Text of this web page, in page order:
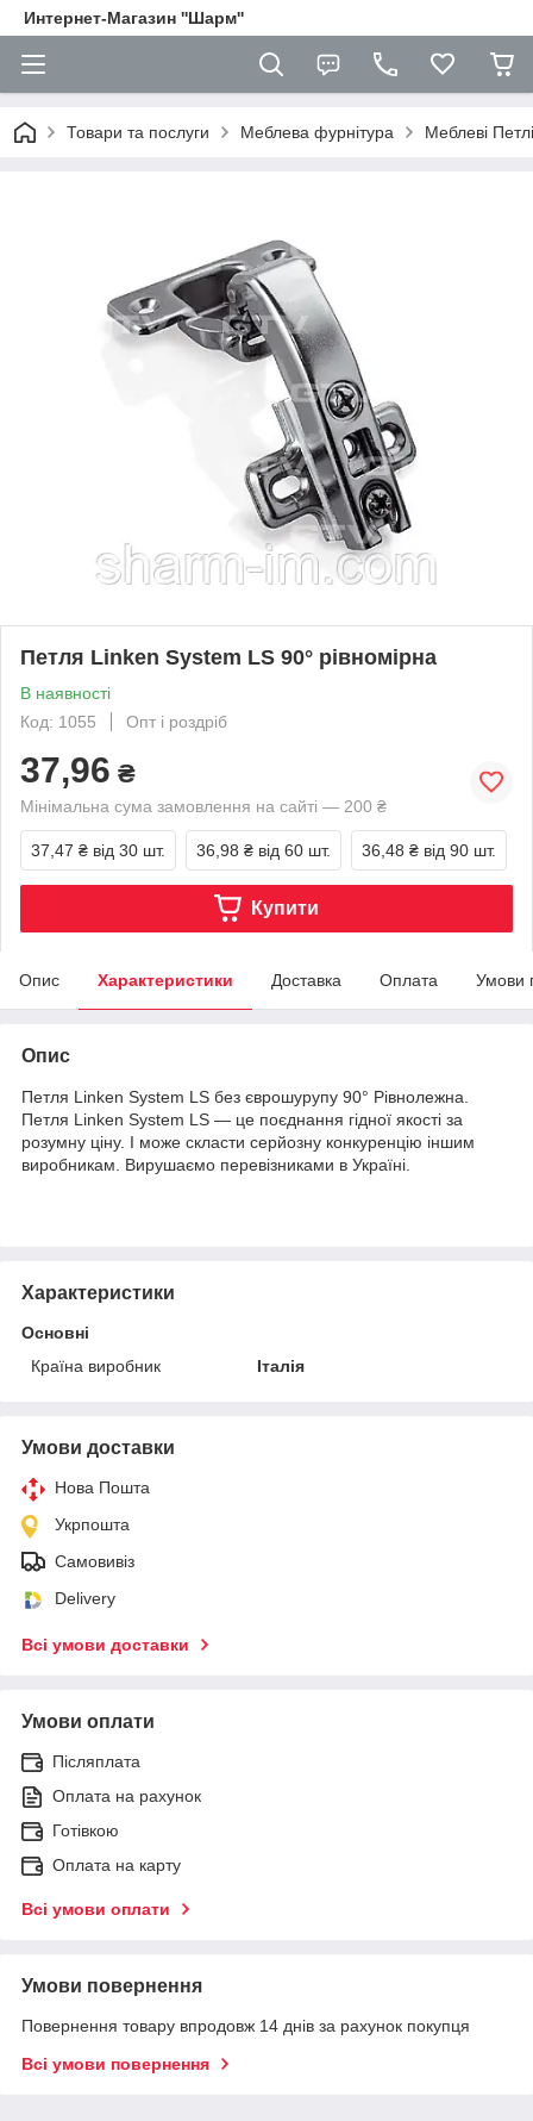
Интернет-Магазин ''Шарм''
Товари та послуги Меблева фурнітура Меблеві Петлі
Петля Linken System LS 90° рівномірна
В наявності
Код: 1055
Опт і роздріб
37,96 ₴
Мінімальна сума замовлення на сайті — 200 ₴
37,47 ₴ від 30 шт. 36,98 ₴ від 60 шт. 36,48 ₴ від 90 шт.
Купити
Опис Характеристики Доставка Оплата Умови
Опис
Петля Linken System LS без єврошурупу 90° Рівнолежна.
Петля Linken System LS — це поєднання гідної якості за
розумну ціну. І може скласти серйозну конкуренцію іншим
виробникам. Вирушаємо перевізниками в Україні.
Характеристики
Основні
Країна виробник
Італія
Умови доставки
Нова Пошта
Укрпошта
Самовивіз
Delivery
Всі умови доставки
Умови оплати
Післяплата
Оплата на рахунок
Готівкою
Оплата на карту
Всі умови оплати
Умови повернення
Повернення товару впродовж 14 днів за рахунок покупця
Всі умови повернення